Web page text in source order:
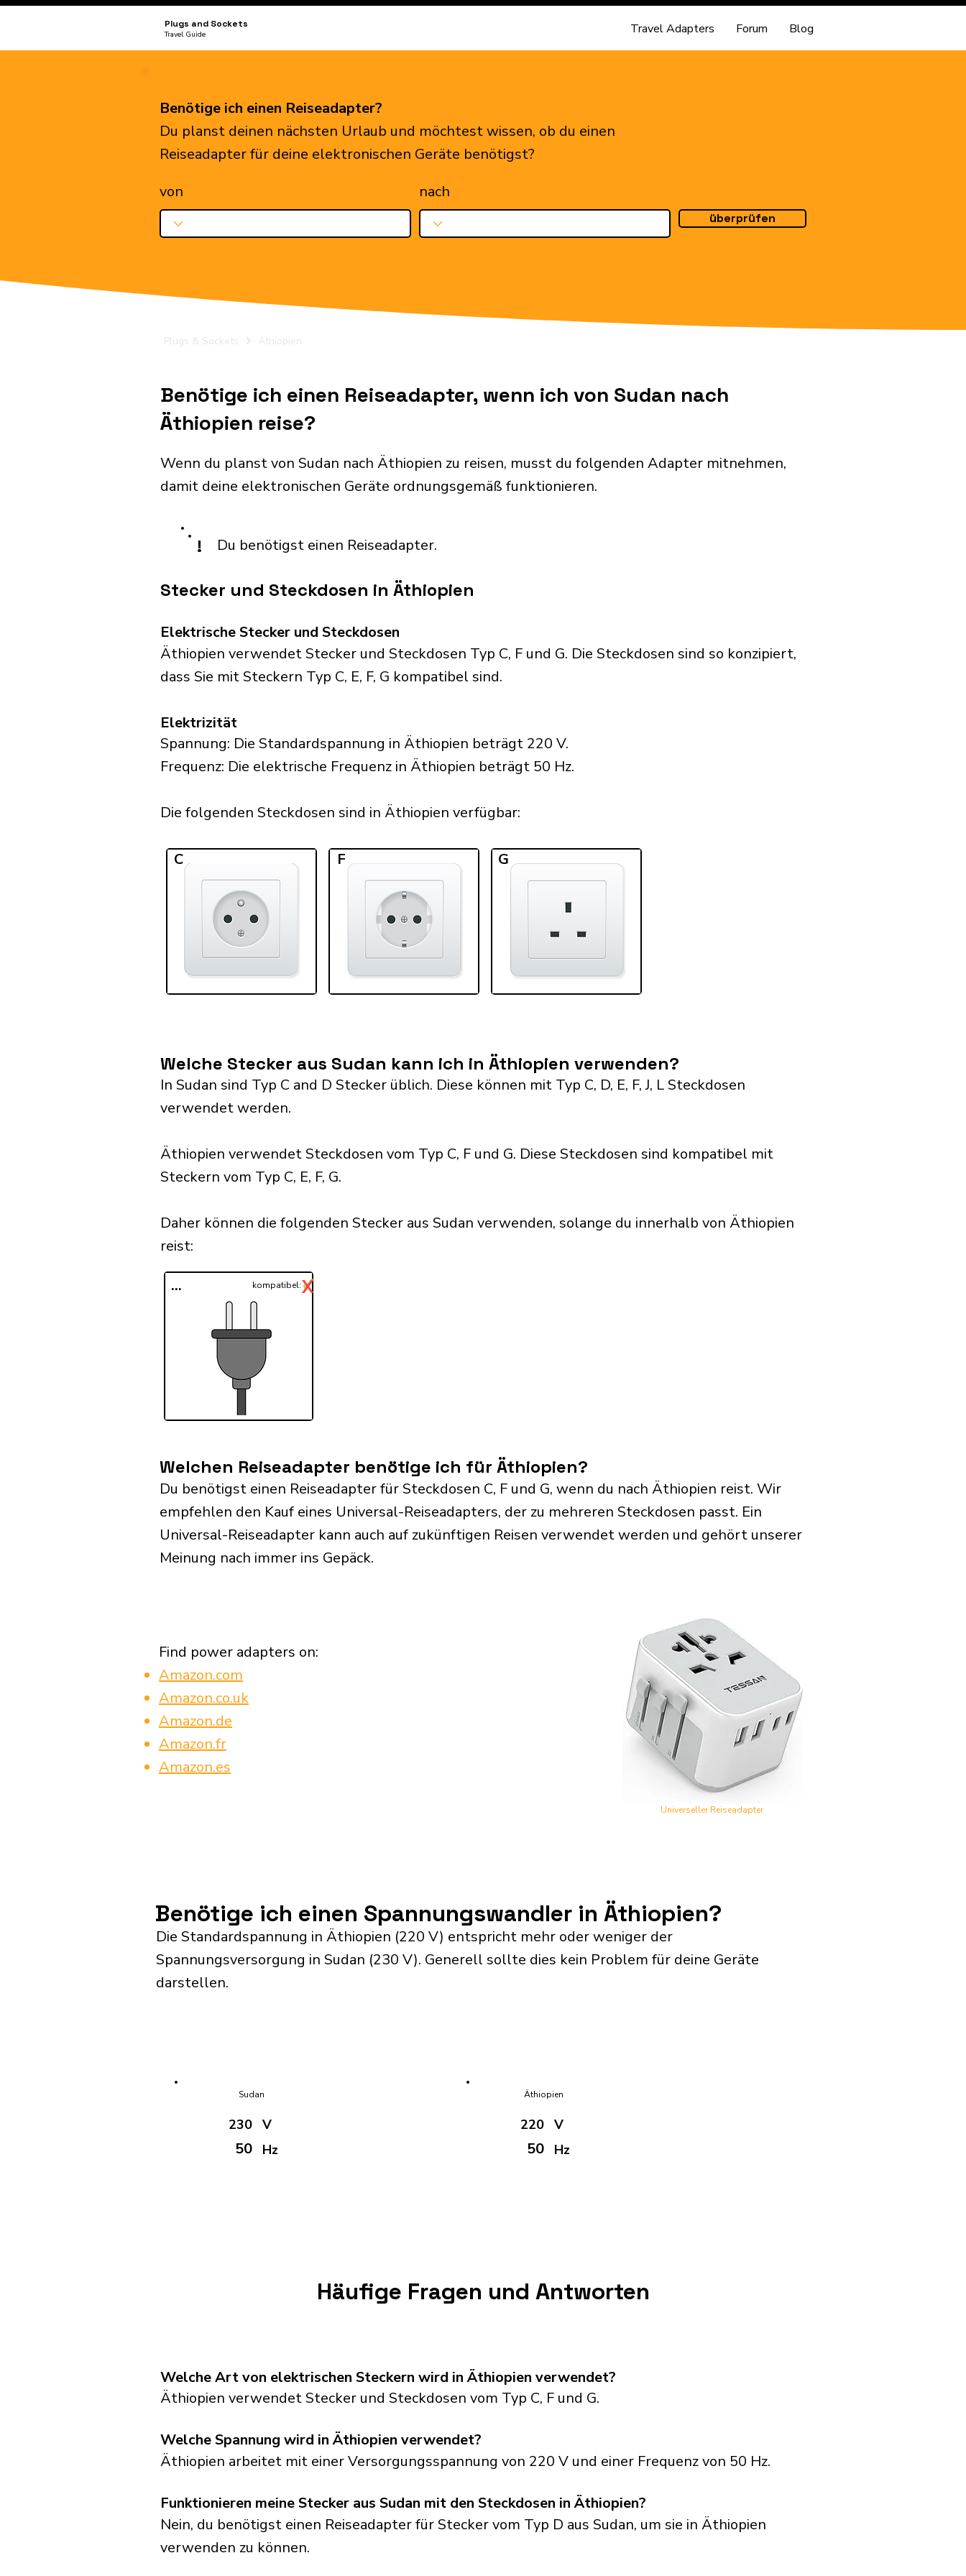
Plugs and Sockets
Travel Guide Travel Adapters Forum Blog
Benötige ich einen Reiseadapter?
Du planst deinen nächsten Urlaub und möchtest wissen, ob du einen
Reiseadapter für deine elektronischen Geräte benötigst?
von
nach
überprüfen
Plugs & Sockets Äthiopien
Benötige ich einen Reiseadapter, wenn ich von Sudan nach
Äthiopien reise?
Wenn du planst von Sudan nach Äthiopien zu reisen, musst du folgenden Adapter mitnehmen,
damit deine elektronischen Geräte ordnungsgemäß funktionieren.
! Du benötigst einen Reiseadapter.
Stecker und Steckdosen in Äthiopien
Elektrische Stecker und Steckdosen
Äthiopien verwendet Stecker und Steckdosen Typ C, F und G. Die Steckdosen sind so konzipiert,
dass Sie mit Steckern Typ C, E, F, G kompatibel sind.
Elektrizität
Spannung: Die Standardspannung in Äthiopien beträgt 220 V.
Frequenz: Die elektrische Frequenz in Äthiopien beträgt 50 Hz.
Die folgenden Steckdosen sind in Äthiopien verfügbar:​
C F G
Welche Stecker aus Sudan kann ich in Äthiopien verwenden?
In Sudan sind Typ C and D Stecker üblich. Diese können mit Typ C, D, E, F, J, L Steckdosen
verwendet werden.
Äthiopien verwendet Steckdosen vom Typ C, F und G. Diese Steckdosen sind kompatibel mit
Steckern vom Typ C, E, F, G.
Daher können die folgenden Stecker aus Sudan verwenden, solange du innerhalb von Äthiopien
reist:​
... ✓
kompatibel:X
Welchen Reiseadapter benötige ich für Äthiopien?
Du benötigst einen Reiseadapter für Steckdosen C, F und G, wenn du nach Äthiopien reist. Wir
empfehlen den Kauf eines Universal-Reiseadapters, der zu mehreren Steckdosen passt. Ein
Universal-Reiseadapter kann auch auf zukünftigen Reisen verwendet werden und gehört unserer
Meinung nach immer ins Gepäck.
Find power adapters on:
Amazon.com
Amazon.co.uk
Amazon.de
Amazon.fr
Amazon.es
Universeller Reiseadapter
Benötige ich einen Spannungswandler in Äthiopien?
Die Standardspannung in Äthiopien (220 V) entspricht mehr oder weniger der
Spannungsversorgung in Sudan (230 V). Generell sollte dies kein Problem für deine Geräte
darstellen.
Sudan
230
50
V
Hz
Äthiopien
220
50
V
Hz
Häufige Fragen und Antworten
Welche Art von elektrischen Steckern wird in Äthiopien verwendet?
Äthiopien verwendet Stecker und Steckdosen vom Typ C, F und G.
Welche Spannung wird in Äthiopien verwendet?
Äthiopien arbeitet mit einer Versorgungsspannung von 220 V und einer Frequenz von 50 Hz.
Funktionieren meine Stecker aus Sudan mit den Steckdosen in Äthiopien?
Nein, du benötigst einen Reiseadapter für Stecker vom Typ D aus Sudan, um sie in Äthiopien
verwenden zu können.